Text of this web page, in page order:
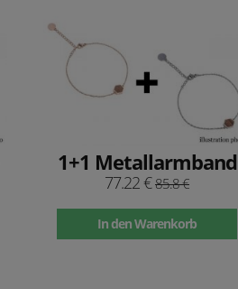
1+1 Metallarmband
77.22 €85.8 €
In den Warenkorb